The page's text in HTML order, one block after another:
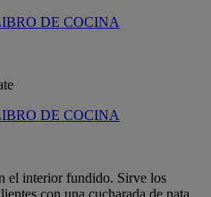
DE COCINA
DE COCINA
el interior fundido. Sirve los
con una cucharada de nata